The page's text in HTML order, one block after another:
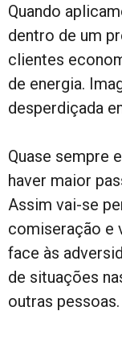
Quando
dentro de um
clientes
de energia.
desperdiçada
Quase sempre
haver maior
Assim vai-se
comiseração e
face às
de situações
outras pessoas.